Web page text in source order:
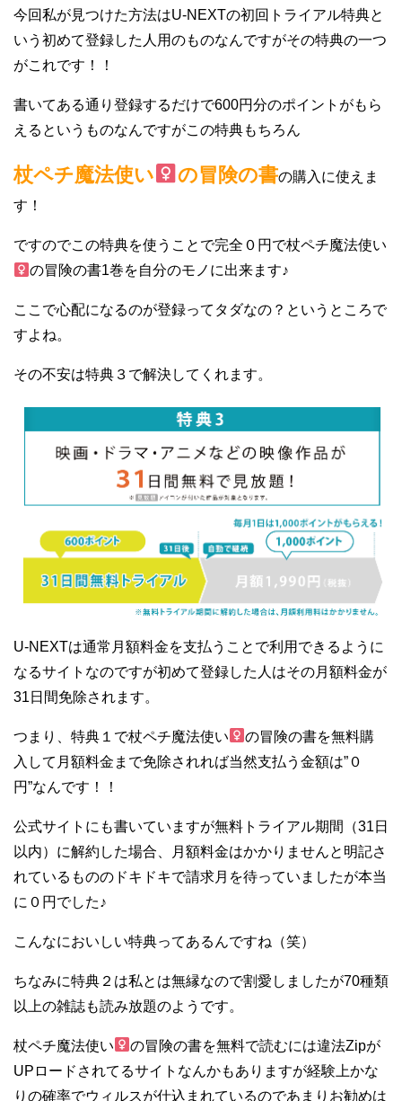
今回私が見つけた方法はU-NEXTの初回トライアル特典と
いう初めて登録した人用のものなんですがその特典の一つ
がこれです！！
書いてある通り登録するだけで600円分のポイントがもら
えるというものなんですがこの特典もちろん
杖ペチ魔法使い の冒険の書の購入に使えま
す！
ですのでこの特典を使うことで完全０円で杖ペチ魔法使い
の冒険の書1巻を自分のモノに出来ます♪
ここで心配になるのが登録ってタダなの？というところで
すよね。
その不安は特典３で解決してくれます。
U-NEXTは通常月額料金を支払うことで利用できるように
なるサイトなのですが初めて登録した人はその月額料金が
31日間免除されます。
つまり、特典１で杖ペチ魔法使い
の冒険の書を無料購
入して月額料金まで免除されれば当然支払う金額は”０
円”なんです！！
公式サイトにも書いていますが無料トライアル期間（31日
以内）に解約した場合、月額料金はかかりませんと明記さ
れているもののドキドキで請求月を待っていましたが本当
に０円でした♪
こんなにおいしい特典ってあるんですね（笑）
ちなみに特典２は私とは無縁なので割愛しましたが70種類
以上の雑誌も読み放題のようです。
杖ペチ魔法使い
の冒険の書を無料で読むには違法Zipが
UPロードされてるサイトなんかもありますが経験上かな
りの確率でウィルスが仕込まれているのであまりお勧めは